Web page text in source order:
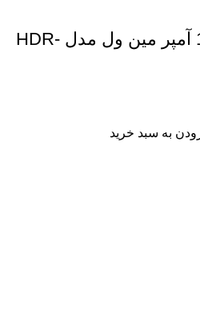
منبع تغذیه 24 ولت 1.5 آمپر مین ول مدل HDR-
به سبد خرید